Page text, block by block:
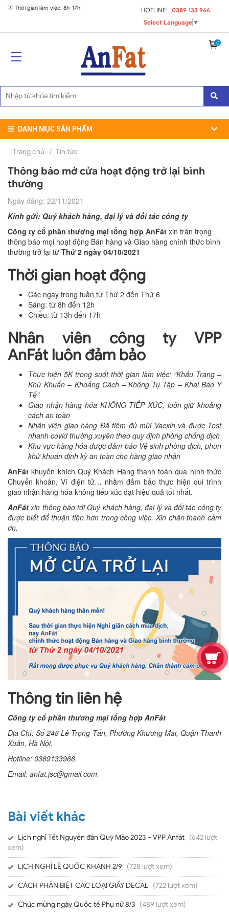
Thời gian làm việc: 8h-17h HOTLINE:
0389 133 966
Select Language ▼
0
DANH MỤC SẢN PHẨM
Trang chủ / Tin tức
Thông báo mở cửa hoạt động trở lại bình
thường
Ngày đăng: 22/11/2021
Kính gửi: Quý khách hàng, đại lý và đối tác công ty
Công ty cổ phần thương mại tổng hợp AnFát xin trân trọng
thông báo mọi hoạt động Bán hàng và Giao hàng chính thức bình
thường trở lại từ Thứ 2 ngày 04/10/2021
Thời gian hoạt động
Các ngày trong tuần từ Thứ 2 đến Thứ 6
Sáng: từ 8h đến 12h
Chiều: từ 13h đến 17h
Nhân viên công ty VPP
AnFát luôn đảm bảo
Thực hiện 5K trong suốt thời gian làm việc: “Khẩu Trang –
Khử Khuẩn – Khoảng Cách – Không Tụ Tập – Khai Báo Y
Tế”
Giao nhận hàng hóa KHÔNG TIẾP XÚC, luôn giữ khoảng
cách an toàn
Nhân viên giao hàng Đã tiêm đủ mũi Vacxin và được Test
nhanh covid thường xuyên theo quy định phòng chống dịch
Khu vực hàng hóa được đảm bảo Vệ sinh phòng dịch, phun
khử khuẩn định kỳ an toàn cho hàng giao nhận
AnFát khuyến khích Quý Khách Hàng thanh toán qua hình thức
Chuyển khoản, Ví điện tử… nhằm đảm bảo thực hiện qui trình
giao nhận hàng hóa không tiếp xúc đạt hiệu quả tốt nhất.
AnFát xin thông báo tới Quý khách hàng, đại lý và đối tác công ty
được biết để thuận tiện hơn trong công việc. Xin chân thành cảm
ơn.
Thông tin liên hệ
Công ty cổ phần thương mại tổng hợp AnFát
Địa Chỉ: Số 248 Lê Trọng Tấn, Phường Khương Mai, Quận Thanh
Xuân, Hà Nội.
Hotline: 0389133966.
Email: anfat.jsc@gmail.com.
Bài viết khác
Lịch nghỉ Tết Nguyên đán Quý Mão 2023 – VPP Anfát (642 lượt
xem)
LỊCH NGHỈ LỄ QUỐC KHÁNH 2/9 (728 lượt xem)
CÁCH PHÂN BIỆT CÁC LOẠI GIẤY DECAL (722 lượt xem)
Chúc mừng ngày Quốc tế Phụ nữ 8/3 (489 lượt xem)